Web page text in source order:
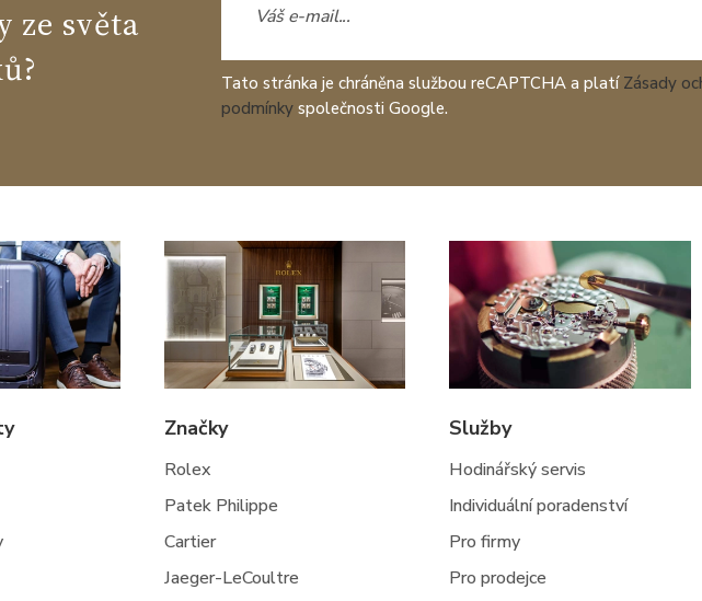
ze světa
Tato stránka je chráněna službou reCAPTCHA a platí Zásady
podmínky společnosti Google.
Značky
Rolex
Patek Philippe
Cartier
Jaeger-LeCoultre
Služby
Hodinářský servis
Individuální poradenství
Pro firmy
Pro prodejce